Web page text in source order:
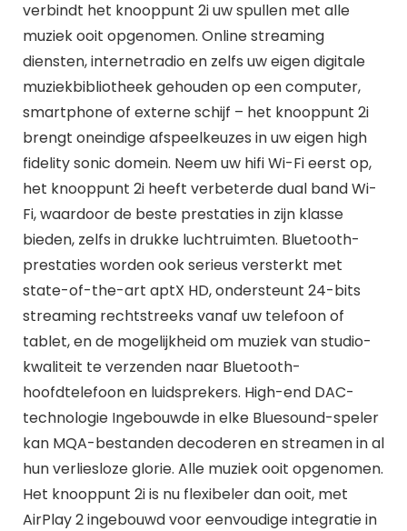
verbindt het knooppunt 2i uw spullen met alle
muziek ooit opgenomen. Online streaming
diensten, internetradio en zelfs uw eigen digitale
muziekbibliotheek gehouden op een computer,
smartphone of externe schijf – het knooppunt 2i
brengt oneindige afspeelkeuzes in uw eigen high
fidelity sonic domein. Neem uw hifi Wi-Fi eerst op,
het knooppunt 2i heeft verbeterde dual band Wi-
Fi, waardoor de beste prestaties in zijn klasse
bieden, zelfs in drukke luchtruimten. Bluetooth-
prestaties worden ook serieus versterkt met
state-of-the-art aptX HD, ondersteunt 24-bits
streaming rechtstreeks vanaf uw telefoon of
tablet, en de mogelijkheid om muziek van studio-
kwaliteit te verzenden naar Bluetooth-
hoofdtelefoon en luidsprekers. High-end DAC-
technologie Ingebouwde in elke Bluesound-speler
kan MQA-bestanden decoderen en streamen in al
hun verliesloze glorie. Alle muziek ooit opgenomen.
Het knooppunt 2i is nu flexibeler dan ooit, met
AirPlay 2 ingebouwd voor eenvoudige integratie in